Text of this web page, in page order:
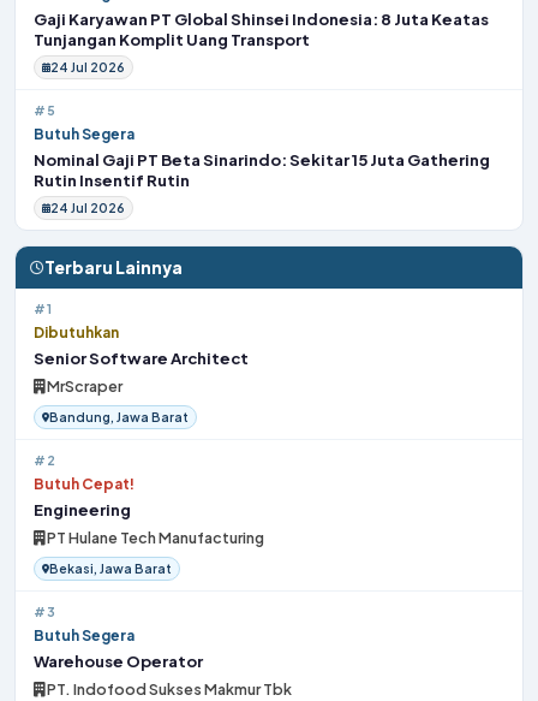
Gaji Karyawan PT Global Shinsei Indonesia: 8 Juta Keatas
Tunjangan Komplit Uang Transport
24 Jul 2026
#5
Butuh Segera
Nominal Gaji PT Beta Sinarindo: Sekitar 15 Juta Gathering
Rutin Insentif Rutin
24 Jul 2026
Terbaru Lainnya
#1
Dibutuhkan
Senior Software Architect
MrScraper
Bandung, Jawa Barat
#2
Butuh Cepat!
Engineering
PT Hulane Tech Manufacturing
Bekasi, Jawa Barat
#3
Butuh Segera
Warehouse Operator
PT. Indofood Sukses Makmur Tbk